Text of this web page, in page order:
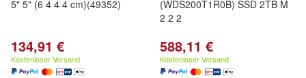
5" 5" (6 4 4 4 cm)(49352)
134,91 €
Kostenloser Versand
(WDS200T1R0B) SSD 2TB M
2 2 2
588,11 €
Kostenloser Versand